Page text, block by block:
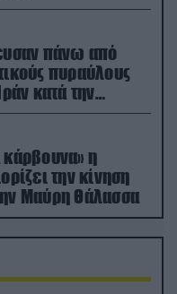
πάνω από
πυραύλους
κατά την
η
την κίνηση
Μαύρη Θάλασσα